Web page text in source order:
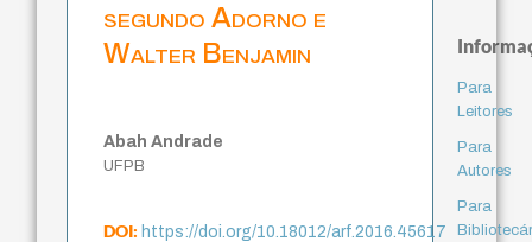
segundo Adorno e
Walter Benjamin
Abah Andrade
UFPB
DOI:https://doi.org/10.18012/arf.2016.45617
Para
Leitores
Para
Autores
Para